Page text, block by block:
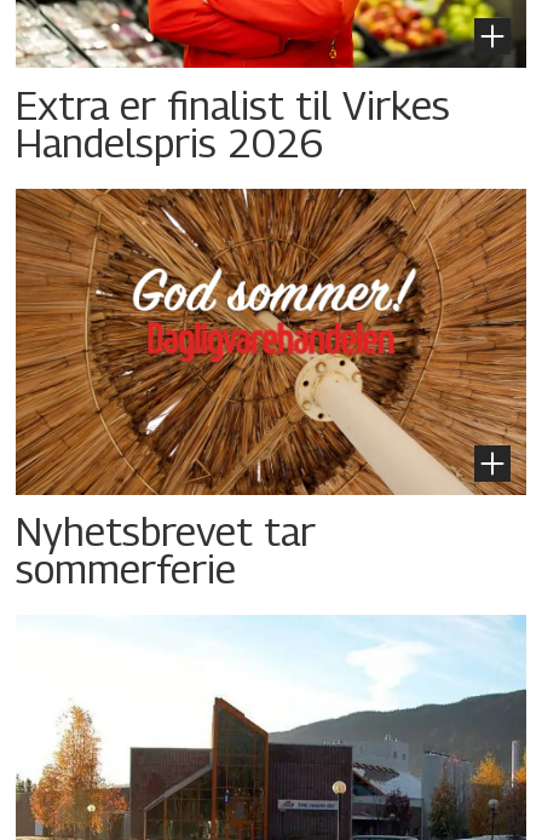
Extra er finalist til Virkes
Handelspris 2026
Nyhetsbrevet tar
sommerferie